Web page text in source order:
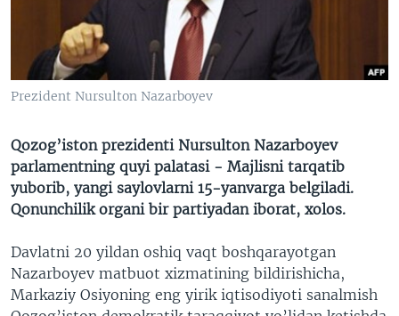
XABARLAR SURATLARDA
ODNOKLASSNIKI
TELEGRAM
TWITTER
Prezident Nursulton Nazarboyev
Qozog’iston prezidenti Nursulton Nazarboyev
parlamentning quyi palatasi - Majlisni tarqatib
yuborib, yangi saylovlarni 15-yanvarga belgiladi.
Qonunchilik organi bir partiyadan iborat, xolos.
Davlatni 20 yildan oshiq vaqt boshqarayotgan
Nazarboyev matbuot xizmatining bildirishicha,
Markaziy Osiyoning eng yirik iqtisodiyoti sanalmish